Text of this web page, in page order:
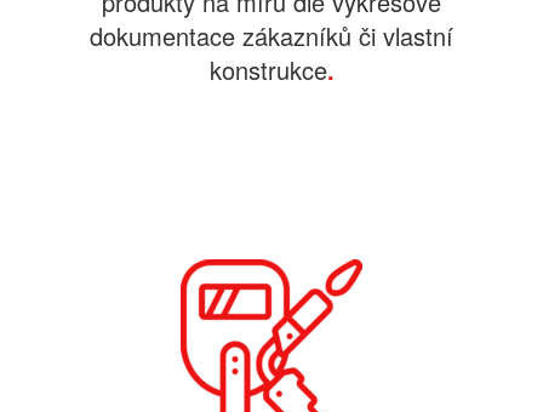
dokumentace zákazníků či vlastní
konstrukce.